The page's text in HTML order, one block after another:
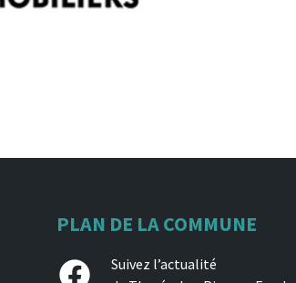
PLAN DE LA COMMUNE
Facebook
Suivez l’actualité